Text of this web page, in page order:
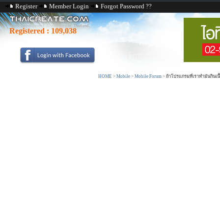
Register Member Login Forgot Password ??
Registered : 109,038
HOME > Mobile > Mobile Forum > ถ้าโปรแกรมที่เราทำมันกินเ